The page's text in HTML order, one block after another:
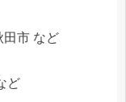
田市 など
ど